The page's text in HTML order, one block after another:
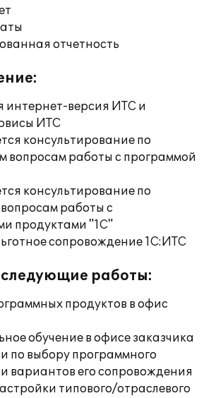
отчетность
интернет-версия ИТС и
ИТС
консультирование по
вопросам работы с программой
консультирование по
работы с
продуктами "1С"
сопровождение 1С:ИТС
работы:
продуктов в офис
обучение в офисе заказчика
по выбору программного
вариантов его сопровождения
типового/отраслевого